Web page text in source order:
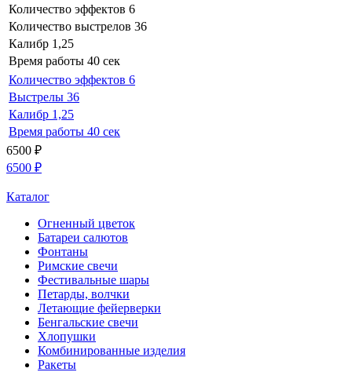
Количество эффектов 6
Количество выстрелов 36
Калибр 1,25
Время работы 40 сек
Количество эффектов 6
Выстрелы 36
Калибр 1,25
Время работы 40 сек
6500 ₽
6500 ₽
Каталог
Огненный цветок
Батареи салютов
Фонтаны
Римские свечи
Фестивальные шары
Петарды, волчки
Летающие фейерверки
Бенгальские свечи
Хлопушки
Комбинированные изделия
Ракеты